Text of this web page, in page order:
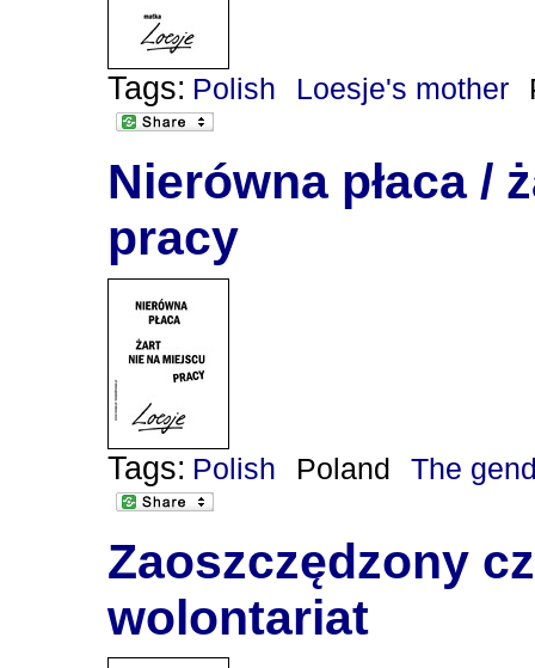
Tags: Polish Loesje's mother
Nierówna płaca /
pracy
Tags: Polish Poland The
Zaoszczędzony
wolontariat